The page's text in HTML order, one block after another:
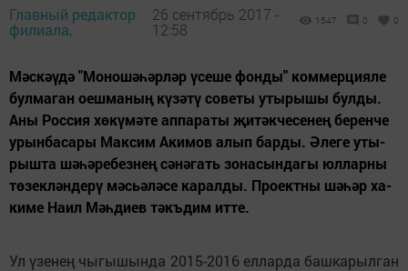
Главный редактор
филиала,
26 сентябрь 2017 -
12:58
1547 0 0
Мәс­кәү­дә "Мо­но­шә­һәр­ләр үсе­ше фон­ды" ком­мер­ци­я­ле
бул­ма­ган оеш­ма­ның кү­зә­тү со­ве­ты уты­ры­шы бул­ды.
Аны Рос­сия хө­кү­мә­те ап­па­ра­ты җи­тәк­че­се­нең бе­рен­че
урын­ба­са­ры Мак­сим Аки­мов алып бар­ды. Әле­ге уты­
рыш­та шә­һә­ре­без­нең сә­нә­гать зо­на­сын­да­гы юл­лар­ны
тө­зек­лән­де­рү мәсь­ә­лә­се ка­рал­ды. Про­ект­ны шә­һәр ха­
ки­ме На­ил Мәһ­ди­ев тәкъ­дим ит­те.
Ул үзе­нең чы­гы­шын­да 2015-2016 ел­лар­да баш­ка­рыл­ган